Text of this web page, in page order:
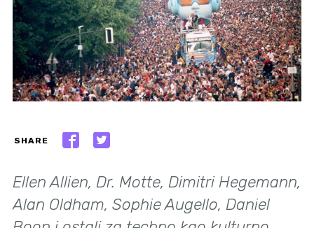
SHARE
Ellen Allien, Dr. Motte, Dimitri Hegemann,
Alan Oldham, Sophie Augello, Daniel